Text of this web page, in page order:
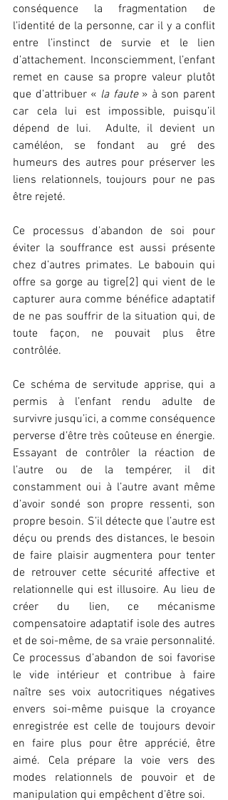
conséquence la fragmentation de
l’identité de la personne, car il y a conflit
entre l’instinct de survie et le lien
d’attachement. Inconsciemment, l’enfant
remet en cause sa propre valeur plutôt
que d’attribuer « la faute » à son parent
car cela lui est impossible, puisqu’il
dépend de lui.  Adulte, il devient un
caméléon, se fondant au gré des
humeurs des autres pour préserver les
liens relationnels, toujours pour ne pas
être rejeté.
Ce processus d’abandon de soi pour
éviter la souffrance est aussi présente
chez d’autres primates. Le babouin qui
offre sa gorge au tigre[2] qui vient de le
capturer aura comme bénéfice adaptatif
de ne pas souffrir de la situation qui, de
toute façon, ne pouvait plus être
contrôlée.
Ce schéma de servitude apprise, qui a
permis à l’enfant rendu adulte de
survivre jusqu’ici, a comme conséquence
perverse d’être très coûteuse en énergie.
Essayant de contrôler la réaction de
l’autre ou de la tempérer, il dit
constamment oui à l’autre avant même
d’avoir sondé son propre ressenti, son
propre besoin. S’il détecte que l’autre est
déçu ou prends des distances, le besoin
de faire plaisir augmentera pour tenter
de retrouver cette sécurité affective et
relationnelle qui est illusoire. Au lieu de
créer du lien, ce mécanisme
compensatoire adaptatif isole des autres
et de soi-même, de sa vraie personnalité.
Ce processus d’abandon de soi favorise
le vide intérieur et contribue à faire
naître ses voix autocritiques négatives
envers soi-même puisque la croyance
enregistrée est celle de toujours devoir
en faire plus pour être apprécié, être
aimé. Cela prépare la voie vers des
modes relationnels de pouvoir et de
manipulation qui empêchent d’être soi.